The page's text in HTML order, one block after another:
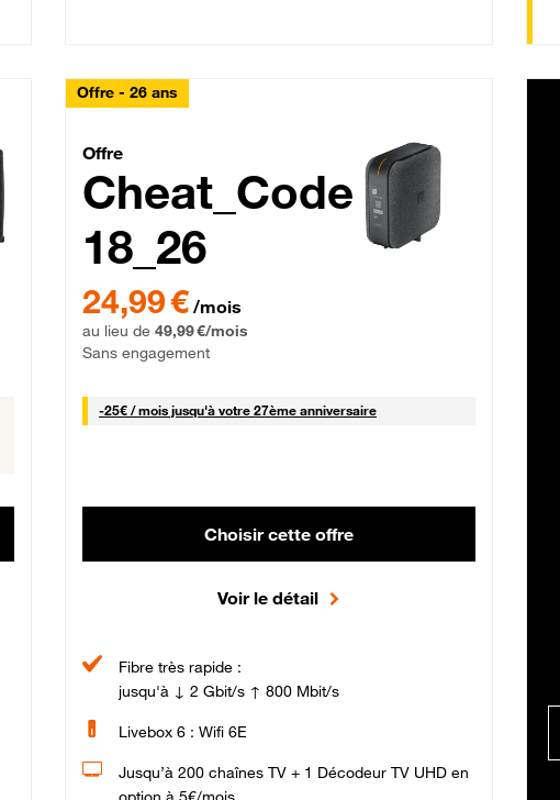
Offre - 26 ans
Cheat_Code Fibre_18_26
Offre
Cheat_Code
18_26
24,99 € /mois
au lieu de 49,99 €/mois
Sans engagement
-25€ / mois25 € par mois
jusqu'à votre 27ème anniversaire
Choisir cette offre
Voir le détail
Fibre très rapide :
jusqu'à ↓ 2 Gbit/s ↑ 800 Mbit/s
Livebox 6 : Wifi 6E
Jusqu’à 200 chaînes TV + 1 Décodeur TV UHD en
option à 5€/mois